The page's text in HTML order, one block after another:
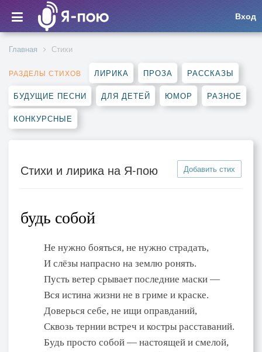
Вход
Главная Стихи
РАЗДЕЛЫ СТИХОВ ЛИРИКА ПРОЗА РАССКАЗЫ
БУДУЩИЕ ПЕСНИ ДЛЯ ДЕТЕЙ ЮМОР РАЗНОЕ
КОНКУРСНЫЕ
Стихи и лирика на Я-пою Добавить стих
будь собой
Не нужно бояться, не нужно страдать,
И слёзы напрасно на землю ронять.
Пусть ветер срывает последние маски —
Вся истина жизни не в гриме и краске.
Доверься себе, не ищи оправданий,
Сквозь тернии встреч и костры расставаний.
Будь просто собой — настоящей и смелой,